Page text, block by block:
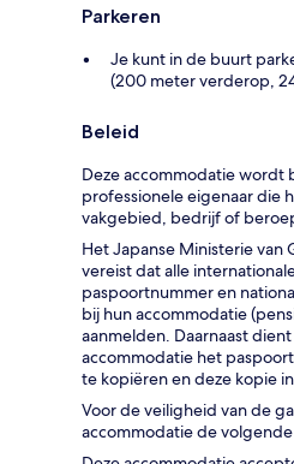
Parkeren
Je kunt in de buurt
(200 meter verderop,
Beleid
Deze accommodatie wordt
professionele eigenaar die
vakgebied, bedrijf of
Het Japanse Ministerie van
vereist dat alle
paspoortnummer en
bij hun accommodatie
aanmelden. Daarnaast
accommodatie het
te kopiëren en deze kopie
Voor de veiligheid van de
accommodatie de